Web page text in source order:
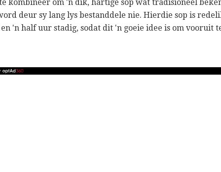
kombineer om 'n dik, hartige sop wat tradisioneel
deur sy lang lys bestanddele nie. Hierdie sop is
'n half uur stadig, sodat dit 'n goeie idee is om vooruit